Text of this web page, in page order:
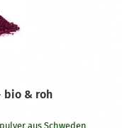
bio & roh
aus Schweden